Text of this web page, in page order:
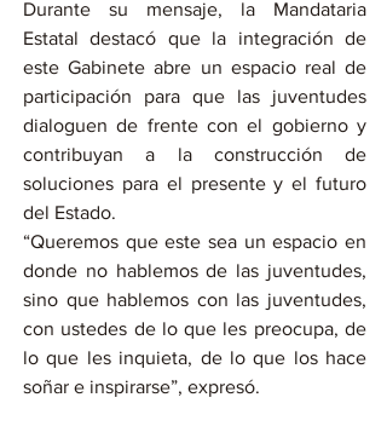
Durante su mensaje, la Mandataria
Estatal destacó que la integración de
este Gabinete abre un espacio real de
participación para que las juventudes
dialoguen de frente con el gobierno y
contribuyan a la construcción de
soluciones para el presente y el futuro
del Estado.
“Queremos que este sea un espacio en
donde no hablemos de las juventudes,
sino que hablemos con las juventudes,
con ustedes de lo que les preocupa, de
lo que les inquieta, de lo que los hace
soñar e inspirarse”, expresó.